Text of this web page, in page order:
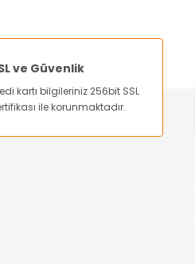
ve Güvenlik
kartı bilgileriniz 256bit SSL
ile korunmaktadır.